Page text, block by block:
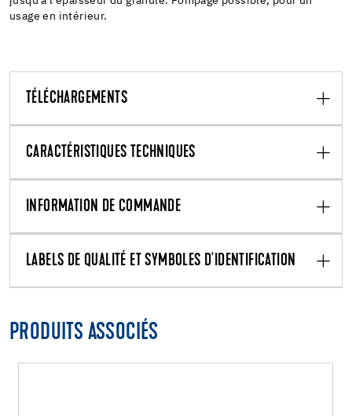
usage en intérieur.
TÉLÉCHARGEMENTS
CARACTÉRISTIQUES TECHNIQUES
INFORMATION DE COMMANDE
LABELS DE QUALITÉ ET SYMBOLES D'IDENTIFICATION
PRODUITS ASSOCIÉS